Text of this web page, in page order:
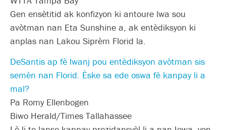
Gen ensètitid ak konfizyon ki antoure lwa sou
avòtman nan Eta Sunshine a, ak entèdiksyon ki
anplas nan Lakou Siprèm Florid la.
DeSantis ap fè lwanj pou entèdiksyon avòtman sis
semèn nan Florid. Èske sa ede oswa fè kanpay li a
mal?
Pa Romy Ellenbogen
Biwo Herald/Times Tallahassee